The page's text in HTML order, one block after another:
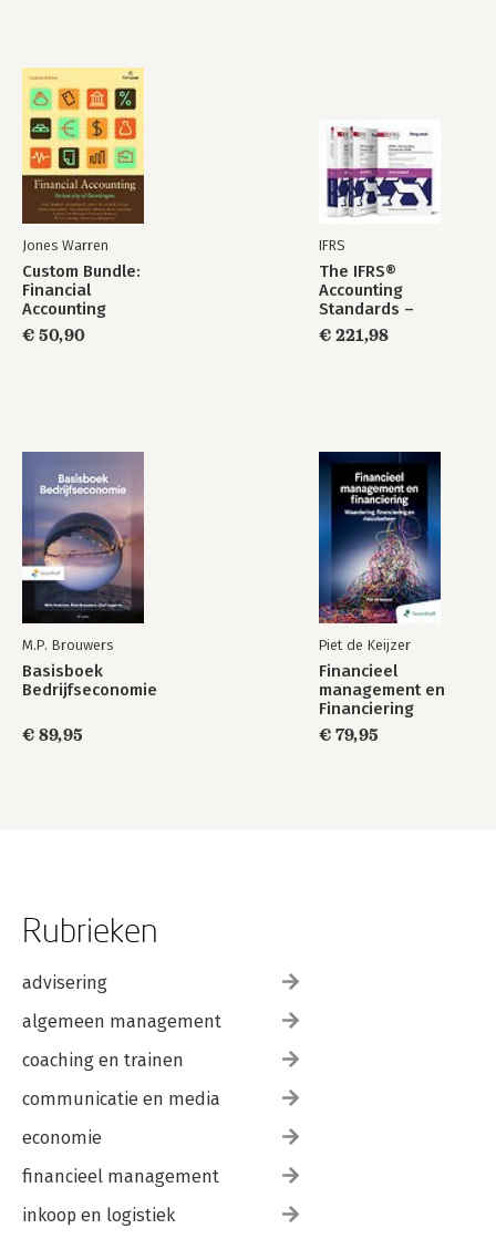
Jones Warren
Custom Bundle:
Financial
Accounting
€ 50,90
IFRS
The IFRS®
Accounting
Standards –
Required Annotated
1 January 2026
€ 221,98
M.P. Brouwers
Basisboek
Bedrijfseconomie
€ 89,95
Piet de Keijzer
Financieel
management en
Financiering
€ 79,95
Rubrieken
advisering
algemeen management
coaching en trainen
communicatie en media
economie
financieel management
inkoop en logistiek